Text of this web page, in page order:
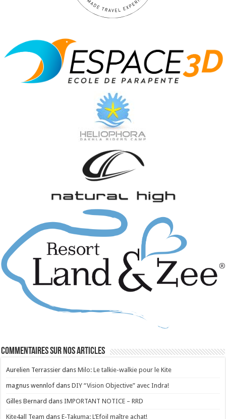
Commentaires sur nos articles
Aurelien Terrassier dansMilo: Le talkie-walkie pour le Kite
magnus wennlof dansDIY “Vision Objective” avec Indra!
Gilles Bernard dansIMPORTANT NOTICE – RRD
Kite4all Team dansE-Takuma: L’Efoil maître achat!